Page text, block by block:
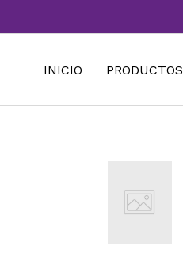
INICIO PRODUCTOS